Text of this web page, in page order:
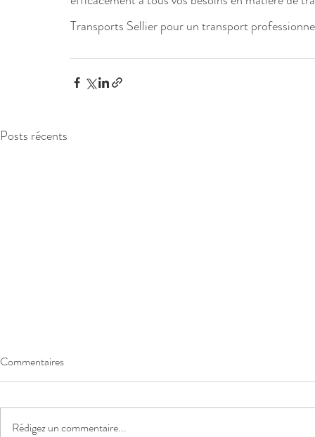
Transports Sellier pour un transport
Posts récents
Commentaires
Rédigez un commentaire...